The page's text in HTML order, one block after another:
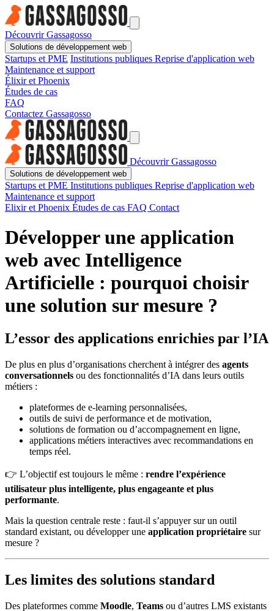
Découvrir Gassagosso
Solutions de développement web
Startups et PME Institutions publiques Reprise d'application web
Maintenance et support
Élixir et Phoenix
Études de cas
FAQ
Contactez Gassagosso
Découvrir Gassagosso
Solutions de développement web
Startups et PME Institutions publiques Reprise d'application web
Maintenance et support
Elixir et Phoenix Études de cas FAQ Contact
Développer une application
web avec Intelligence
Artificielle : pourquoi choisir
une solution sur mesure ?
L’essor des applications enrichies par l’IA
De plus en plus d’organisations cherchent à intégrer des agents
conversationnels ou des fonctionnalités d’IA dans leurs outils
métiers :
plateformes de e-learning personnalisées,
outils de suivi de performance et de motivation,
solutions de formation ou d’accompagnement en ligne,
applications métiers interactives avec recommandations en
temps réel.
👉 L’objectif est toujours le même : rendre l’expérience
utilisateur plus intelligente, plus engageante et plus
performante.
Mais la question centrale reste : faut-il s’appuyer sur un outil
standard existant, ou développer une application propriétaire sur
mesure ?
Les limites des solutions standard
Des plateformes comme Moodle, Teams ou d’autres LMS existants